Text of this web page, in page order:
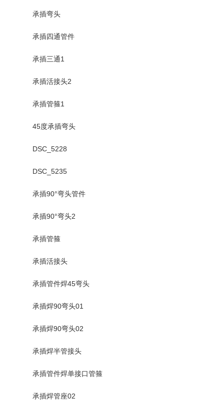
承插弯头
承插四通管件
承插三通1
承插活接头2
承插管箍1
45度承插弯头
DSC_5228
DSC_5235
承插90°弯头管件
承插90°弯头2
承插管箍
承插活接头
承插管件焊45弯头
承插焊90弯头01
承插焊90弯头02
承插焊半管接头
承插管件焊单接口管箍
承插焊管座02